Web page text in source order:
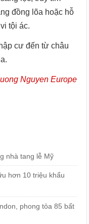
đồng lõa hoặc hỗ
tội ác.
cư đến từ châu
Nguyen Europe
nhà tang lễ Mỹ
hơn 10 triệu khẩu
phong tỏa 85 bất